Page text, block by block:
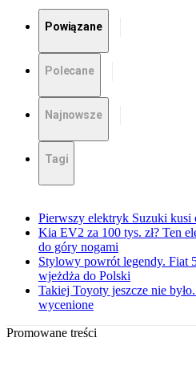
Powiązane
Polecane
Najnowsze
Tagi
Pierwszy elektryk Suzuki kusi
Kia EV2 za 100 tys. zł? Ten
do góry nogami
Stylowy powrót legendy. Fiat
wjeżdża do Polski
Takiej Toyoty jeszcze nie
wycenione
Promowane treści